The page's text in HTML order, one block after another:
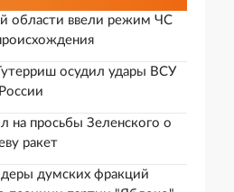
области ввели режим ЧС
осудил удары ВСУ
на просьбы Зеленского о
ракет
думских фракций